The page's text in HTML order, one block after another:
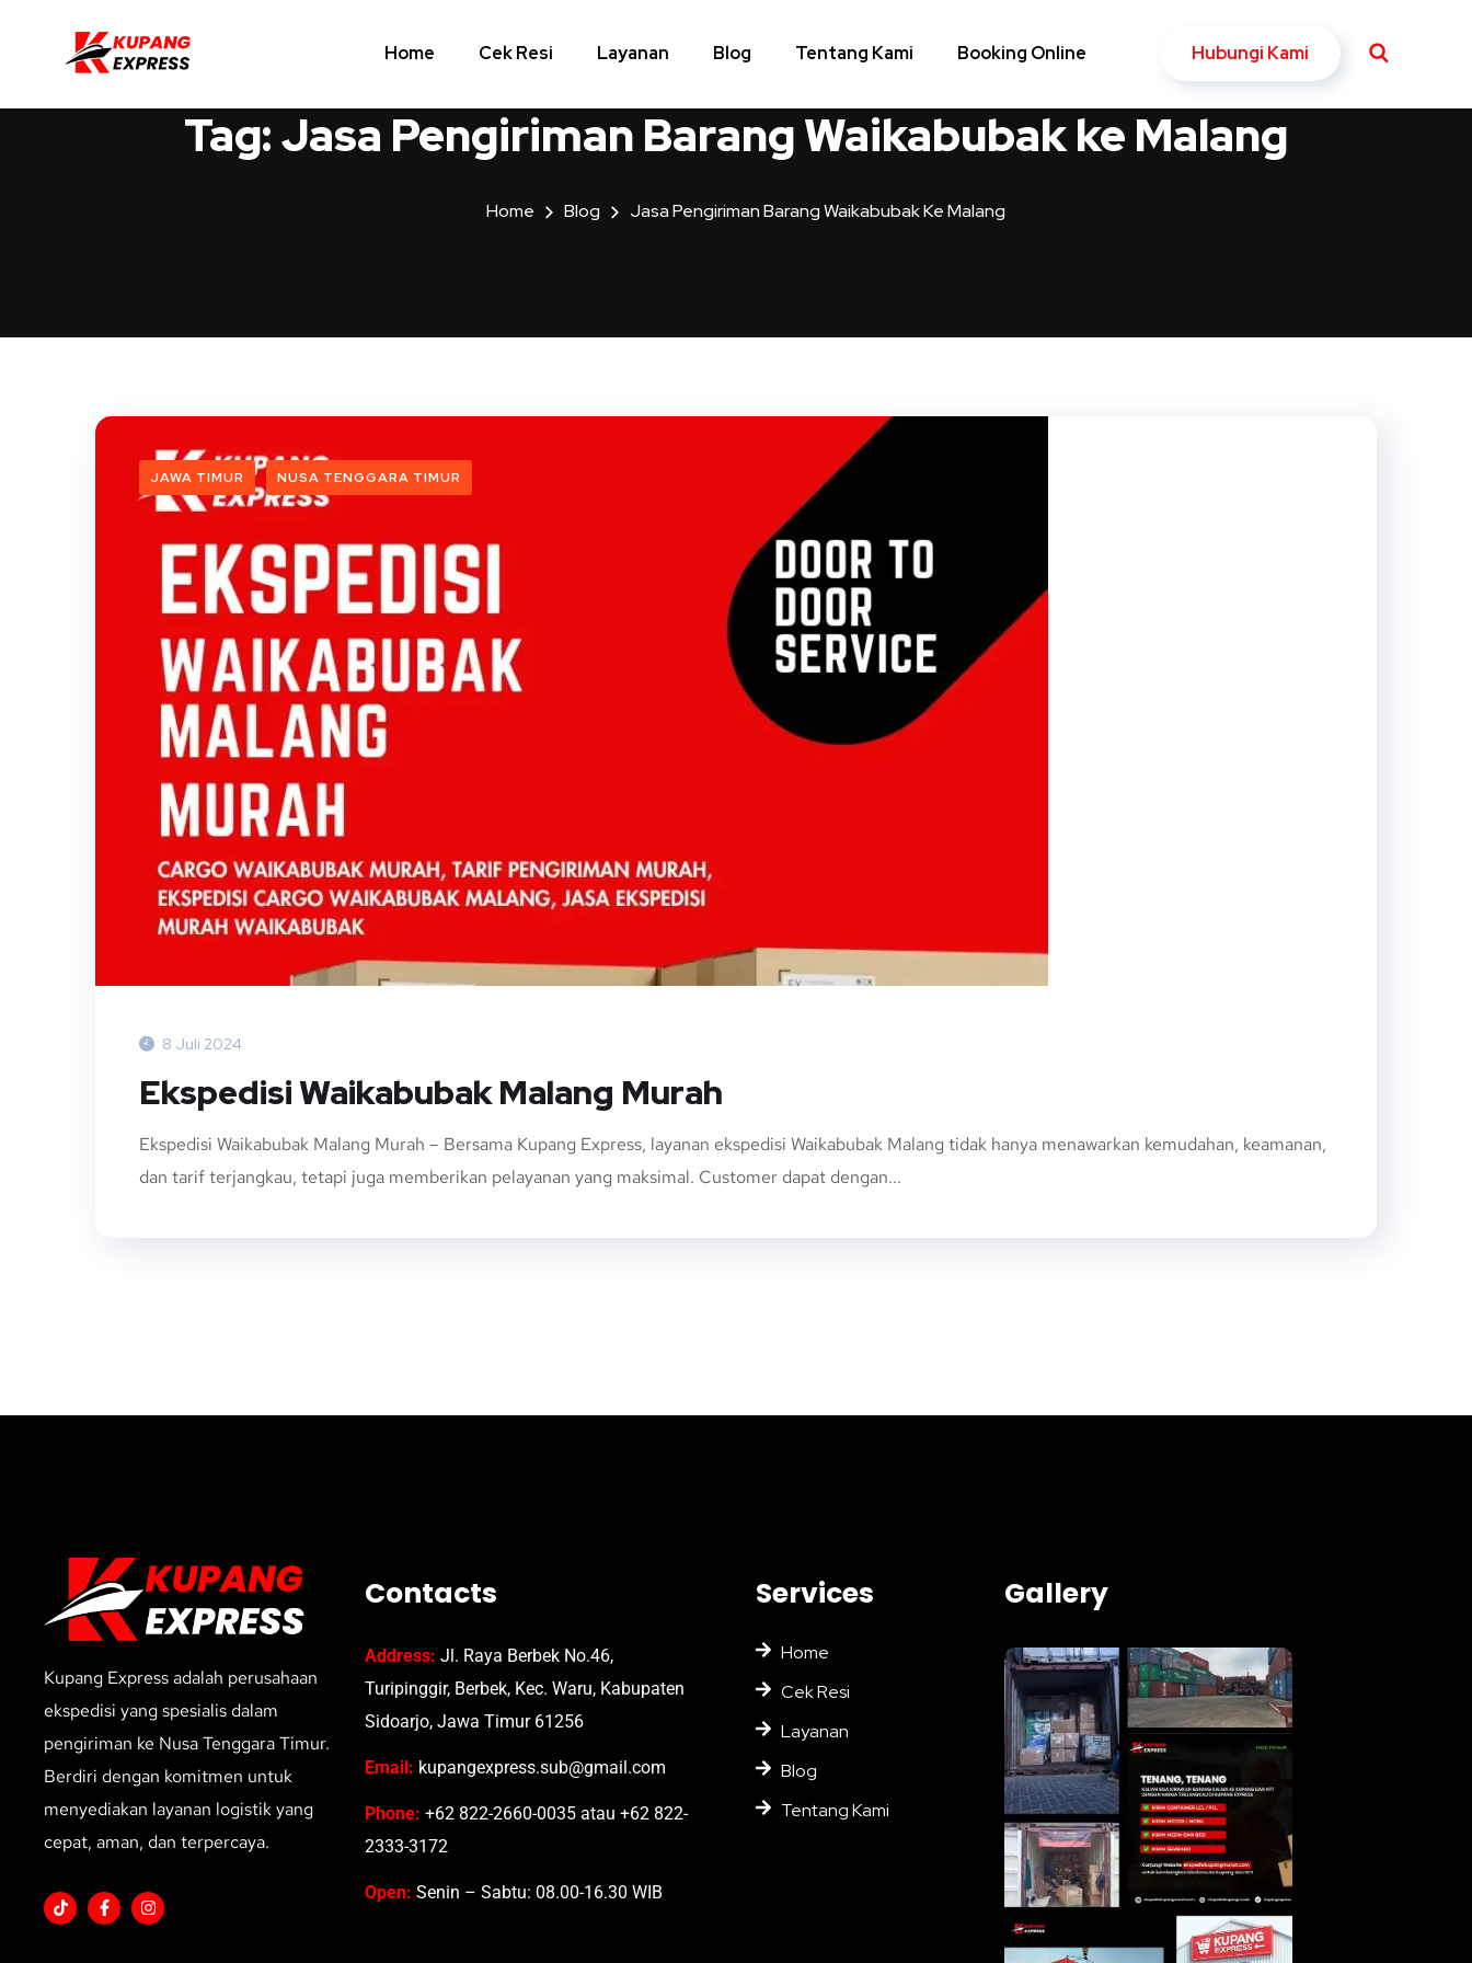
Home Cek Resi Layanan Blog Tentang Kami Booking Online Hubungi Kami
Tag:Jasa Pengiriman Barang Waikabubak ke Malang
Home Blog Jasa Pengiriman Barang Waikabubak Ke Malang
JAWA TIMUR NUSA TENGGARA TIMUR
8 Juli 2024
Ekspedisi Waikabubak Malang Murah
Ekspedisi Waikabubak Malang Murah – Bersama Kupang Express, layanan ekspedisi Waikabubak Malang tidak hanya menawarkan kemudahan, keamanan,
dan tarif terjangkau, tetapi juga memberikan pelayanan yang maksimal. Customer dapat dengan...
Kupang Express adalah perusahaan
ekspedisi yang spesialis dalam
pengiriman ke Nusa Tenggara Timur.
Berdiri dengan komitmen untuk
menyediakan layanan logistik yang
cepat, aman, dan terpercaya.
Contacts
Address: Jl. Raya Berbek No.46,
Turipinggir, Berbek, Kec. Waru, Kabupaten
Sidoarjo, Jawa Timur 61256
Email: kupangexpress.sub@gmail.com
Phone: +62 822-2660-0035 atau +62 822-
2333-3172
Open: Senin – Sabtu: 08.00-16.30 WIB
Services
Home
Cek Resi
Layanan
Blog
Tentang Kami
Gallery